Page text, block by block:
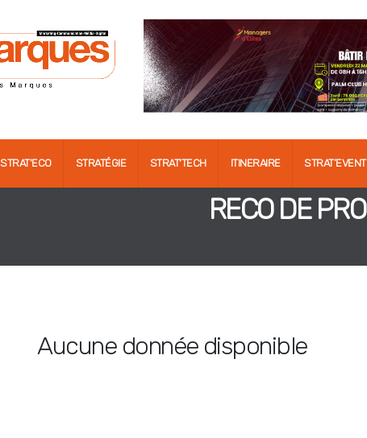
STRAT'ECO STRATÉGIE STRAT'TECH ITINERAIRE STRAT’EVENT
RECO DE PRO
Aucune donnée disponible